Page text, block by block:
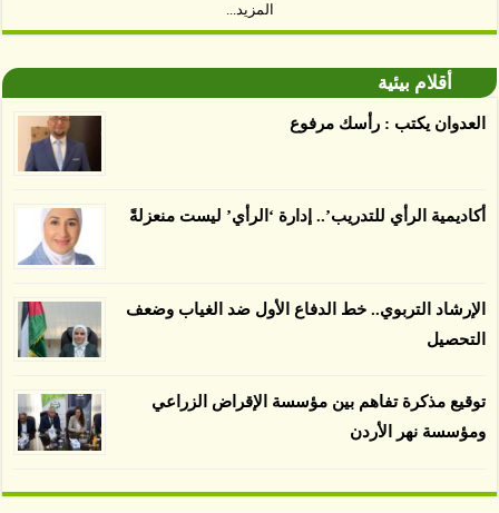
الأرض غير المعتمدة، وذلك حسب دراسة كشفت
يسبب الدمار. وكشفت الدراسة فقدان المناطق
المعتمدة المستدامة التي تحمل موافقات بأنها
لباحثين من جامعة بوردو في ولاية إنديانا الأميركية.
المزيد...
أقلام بيئية
العدوان يكتب : رأسك مرفوع
أكاديمية الرأي للتدريب’.. إدارة ‘الرأي’ ليست منعزلةً
الإرشاد التربوي.. خط الدفاع الأول ضد الغياب وضعف
التحصيل
توقيع مذكرة تفاهم بين مؤسسة الإقراض الزراعي
ومؤسسة نهر الأردن